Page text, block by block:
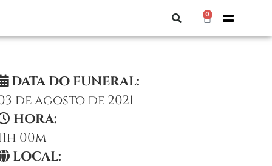
0
DATA DO FUNERAL:
de agosto de 2021
HORA:
00m
LOCAL: